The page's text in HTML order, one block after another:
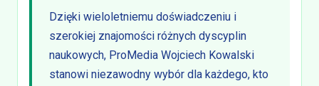
Dzięki wieloletniemu doświadczeniu i
szerokiej znajomości różnych dyscyplin
naukowych, ProMedia Wojciech Kowalski
stanowi niezawodny wybór dla każdego, kto